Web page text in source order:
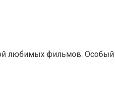
любимых фильмов.